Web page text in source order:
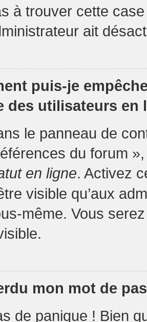
à trouver cette
ait
puis-je
des utilisateurs en
le panneau de
du forum
en ligne. Activez
visible qu’aux
même. Vous
mon mot de
de panique ! Bien